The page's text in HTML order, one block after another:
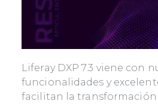
Liferay DXP 7.3 viene con
funcionalidades y
facilitan la transformación